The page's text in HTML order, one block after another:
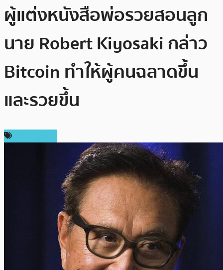
ผู้แต่งหนังสือพ่อรวยสอนลูก
นาย Robert Kiyosaki กล่าว
Bitcoin ทำให้ผู้คนฉลาดขึ้น
และรวยขึ้น